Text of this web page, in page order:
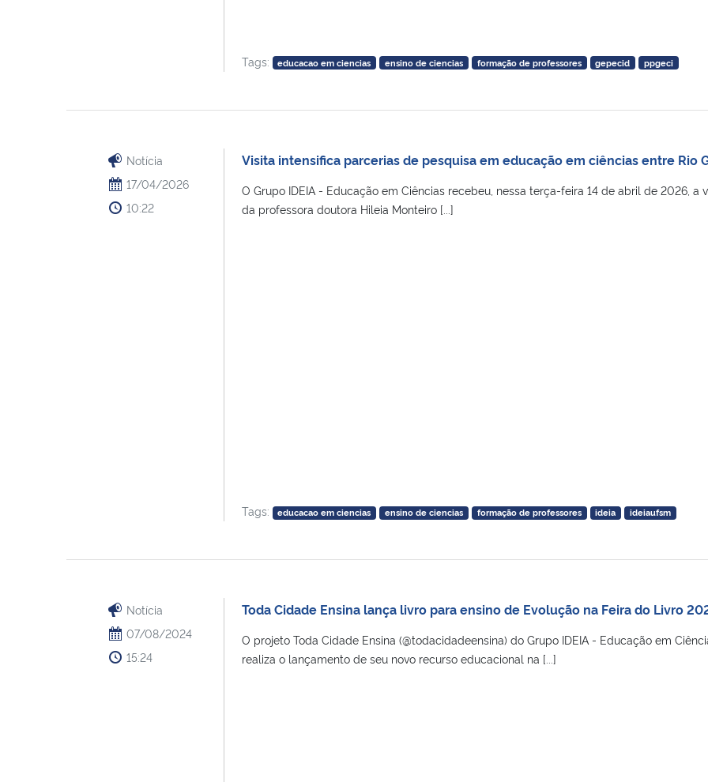
Tags: educacao em ciencias ensino de ciencias formação de professores gepecid ppgeci
Notícia
17/04/2026
10:22
Visita intensifica parcerias de pesquisa em educação em ciências entre Rio
O Grupo IDEIA - Educação em Ciências recebeu, nessa terça-feira 14 de abril de 2026, a
da professora doutora Hileia Monteiro [...]
Tags: educacao em ciencias ensino de ciencias formação de professores ideia ideiaufsm
Notícia
07/08/2024
15:24
Toda Cidade Ensina lança livro para ensino de Evolução na Feira do Livro
O projeto Toda Cidade Ensina (@todacidadeensina) do Grupo IDEIA - Educação em
realiza o lançamento de seu novo recurso educacional na [...]